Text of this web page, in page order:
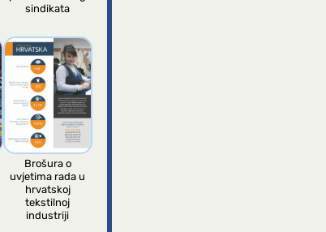
sindikata
Brošura o
uvjetima rada u
hrvatskoj
tekstilnoj
industriji